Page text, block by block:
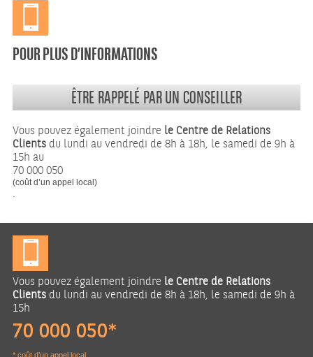
POUR PLUS D’INFORMATIONS
ÊTRE RAPPELÉ PAR UN CONSEILLER
Vous pouvez également joindre le Centre de Relations
Clients du lundi au vendredi de 8h à 18h, le samedi de 9h à
15h au
70 000 050
(coût d’un appel local)
.
Vous pouvez également joindre le Centre de Relations
Clients du lundi au vendredi de 8h à 18h, le samedi de 9h à
15h
70 000 050*
* coût d’un appel local